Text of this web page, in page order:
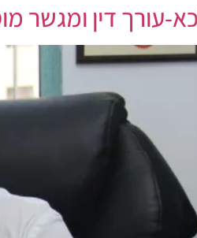
עורך דין ומגשר